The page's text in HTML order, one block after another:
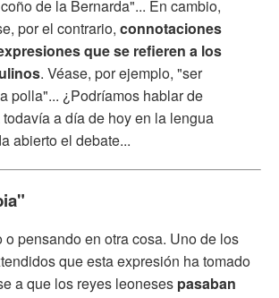
de la Bernarda"... En cambio,
por el contrario, connotaciones
que se refieren a los
. Véase, por ejemplo, "ser
polla"... ¿Podríamos hablar de
a día de hoy en la lengua
abierto el debate...
o pensando en otra cosa. Uno de los
que esta expresión ha tomado
a que los reyes leoneses pasaban